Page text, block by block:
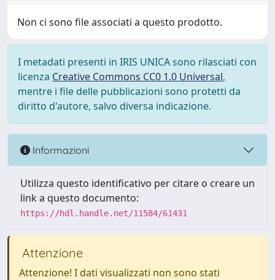
Non ci sono file associati a questo prodotto.
I metadati presenti in IRIS UNICA sono rilasciati con
licenza Creative Commons CC0 1.0 Universal,
mentre i file delle pubblicazioni sono protetti da
diritto d'autore, salvo diversa indicazione.
Informazioni
Utilizza questo identificativo per citare o creare un
link a questo documento:
https://hdl.handle.net/11584/61431
Attenzione
Attenzione! I dati visualizzati non sono stati